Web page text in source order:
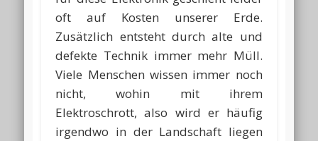
oft auf Kosten unserer Erde.
Zusätzlich entsteht durch alte und
defekte Technik immer mehr Müll.
Viele Menschen wissen immer noch
nicht, wohin mit ihrem
Elektroschrott, also wird er häufig
irgendwo in der Landschaft liegen